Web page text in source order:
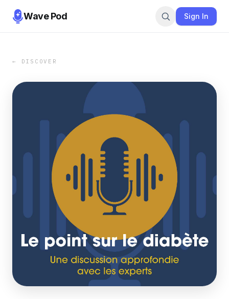
Wave Pod Sign In
← DISCOVER